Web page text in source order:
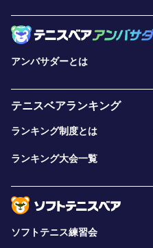
アンバサダーとは
テニスベアランキング
ランキング制度とは
ランキング大会一覧
ソフトテニス練習会